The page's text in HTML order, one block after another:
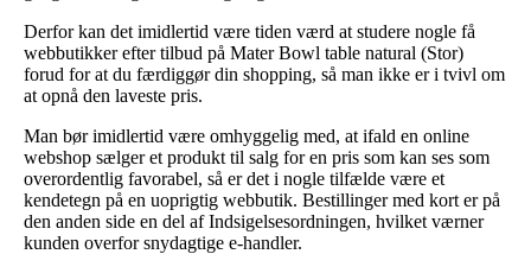
Derfor kan det imidlertid være tiden værd at studere nogle få
webbutikker efter tilbud på Mater Bowl table natural (Stor)
forud for at du færdiggør din shopping, så man ikke er i tvivl om
at opnå den laveste pris.
Man bør imidlertid være omhyggelig med, at ifald en online
webshop sælger et produkt til salg for en pris som kan ses som
overordentlig favorabel, så er det i nogle tilfælde være et
kendetegn på en uoprigtig webbutik. Bestillinger med kort er på
den anden side en del af Indsigelsesordningen, hvilket værner
kunden overfor snydagtige e-handler.